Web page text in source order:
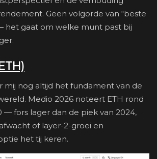
Geen volgorde van “beste
het gaat om welke munt past bij
mij nog altijd het fundament van de
Medio 2026 noteert ETH rond
— fors lager dan de piek van 2024,
of layer-2-groei en
het tij keren.